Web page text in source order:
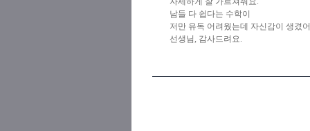
남들 다 쉽다는 수학이
저만 유독 어려웠는데 자신감이 생겼
선생님, 감사드려요.